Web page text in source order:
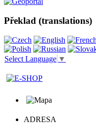
Překlad (translations)
Select Language ▼
ADRESA